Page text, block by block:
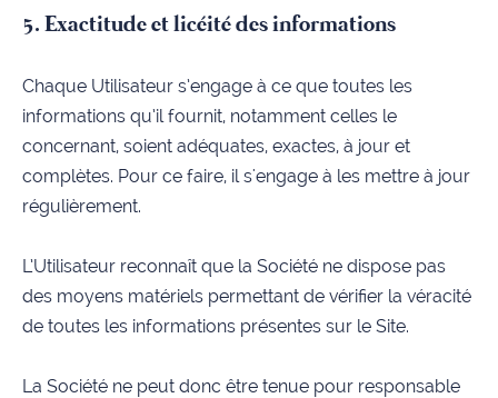
5. Exactitude et licéité des informations
Chaque Utilisateur s’engage à ce que toutes les
informations qu’il fournit, notamment celles le
concernant, soient adéquates, exactes, à jour et
complètes. Pour ce faire, il s'engage à les mettre à jour
régulièrement.
L’Utilisateur reconnaît que la Société ne dispose pas
des moyens matériels permettant de vérifier la véracité
de toutes les informations présentes sur le Site.
La Société ne peut donc être tenue pour responsable